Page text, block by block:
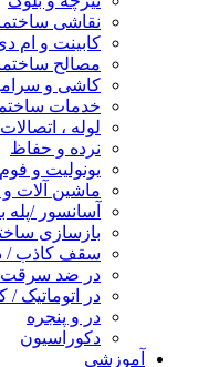
نقاشی
کابینت و ام
مصالح
کاشی و
خدمات
لوله ،
نرده و حفاظ
یونولیت و فوم
ماشین آلات و
آسانسور /پله
بازسازی
سقف کاذب /
در ضد سرقت
در اتوماتیک
در و پنجره
دکوراسیون
آموزشی